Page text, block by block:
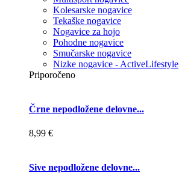
Kolesarske nogavice
Tekaške nogavice
Nogavice za hojo
Pohodne nogavice
Smučarske nogavice
Nizke nogavice - ActiveLifestyle
Priporočeno
Črne nepodložene delovne...
8,99 €
Sive nepodložene delovne...